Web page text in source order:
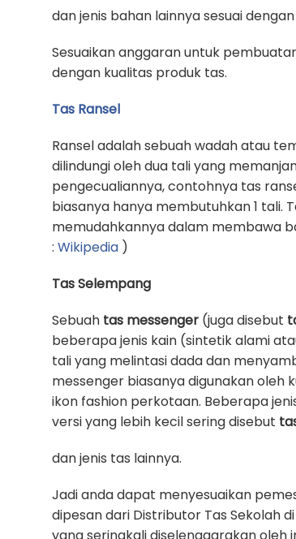
dan jenis bahan lainnya sesuai
Sesuaikan anggaran untuk
dengan kualitas produk tas.
Tas Ransel
Ransel adalah sebuah wadah atau
dilindungi oleh dua tali yang
pengecualiannya, contohnya tas
biasanya hanya membutuhkan 1 tali.
memudahkannya dalam membawa
: Wikipedia )
Tas Selempang
Sebuah tas messenger (juga disebut
beberapa jenis kain (sintetik alami
tali yang melintasi dada dan
messenger biasanya digunakan oleh
ikon fashion perkotaan. Beberapa
versi yang lebih kecil sering disebut
dan jenis tas lainnya.
Jadi anda dapat menyesuaikan
dipesan dari Distributor Tas Sekolah